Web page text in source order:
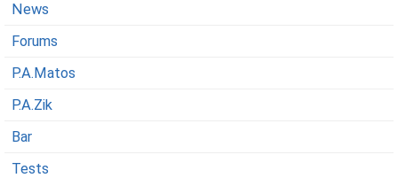
News
Forums
P.A.Matos
P.A.Zik
Bar
Tests